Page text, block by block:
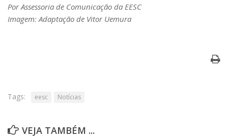
Por Assessoria de Comunicação da EESC
Imagem: Adaptação de Vitor Uemura
Tags: eesc Notícias
VEJA TAMBÉM ...